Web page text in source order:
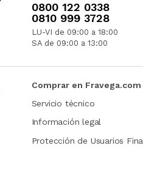
0800 122 0338
0810 999 3728
LU-VI de 09:00 a 18:00
SA de 09:00 a 13:00
Comprar en Fravega.com
Servicio técnico
Información legal
Protección de Usuarios